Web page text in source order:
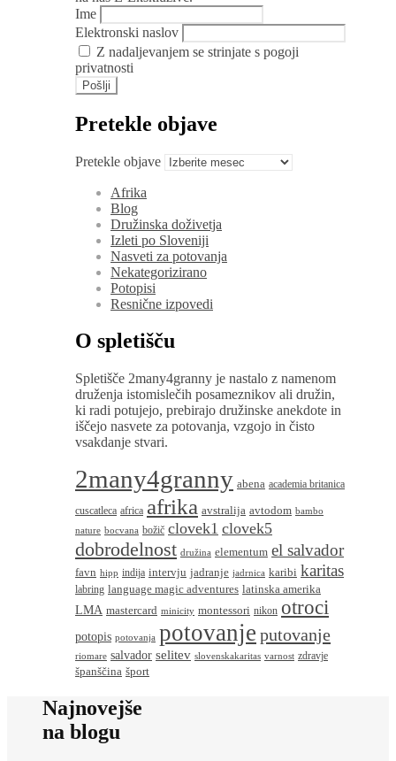
Ime
Elektronski naslov
Z nadaljevanjem se strinjate s pogoji
privatnosti
Pretekle objave
Pretekle objave
Afrika
Blog
Družinska doživetja
Izleti po Sloveniji
Nasveti za potovanja
Nekategorizirano
Potopisi
Resnične izpovedi
O spletišču
Spletišče 2many4granny je nastalo z namenom
druženja istomislečih posameznikov ali družin,
ki radi potujejo, prebirajo družinske anekdote in
iščejo nasvete za potovanja, vzgojo in čisto
vsakdanje stvari.
2many4granny abena academia britanica
cuscatleca africa afrika avstralija avtodom bambo
nature bocvana božič clovek1 clovek5
dobrodelnost družina elementum el salvador
favn hipp indija intervju jadranje jadrnica karibi karitas
labring language magic adventures latinska amerika
LMA mastercard minicity montessori nikon otroci
potopis potovanja potovanje putovanje
riomare salvador selitev slovenskakaritas varnost zdravje
španščina šport
Najnovejše
na blogu